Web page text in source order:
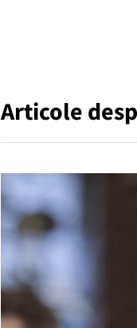
Articole